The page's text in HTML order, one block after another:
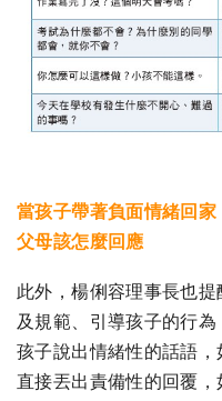
當孩子帶著負面情緒回家
父母該怎麼回應
此外，楊俐容理事長也
及規範、引導孩子的行
孩子說出情緒性的話語
直接丟出責備性的回覆